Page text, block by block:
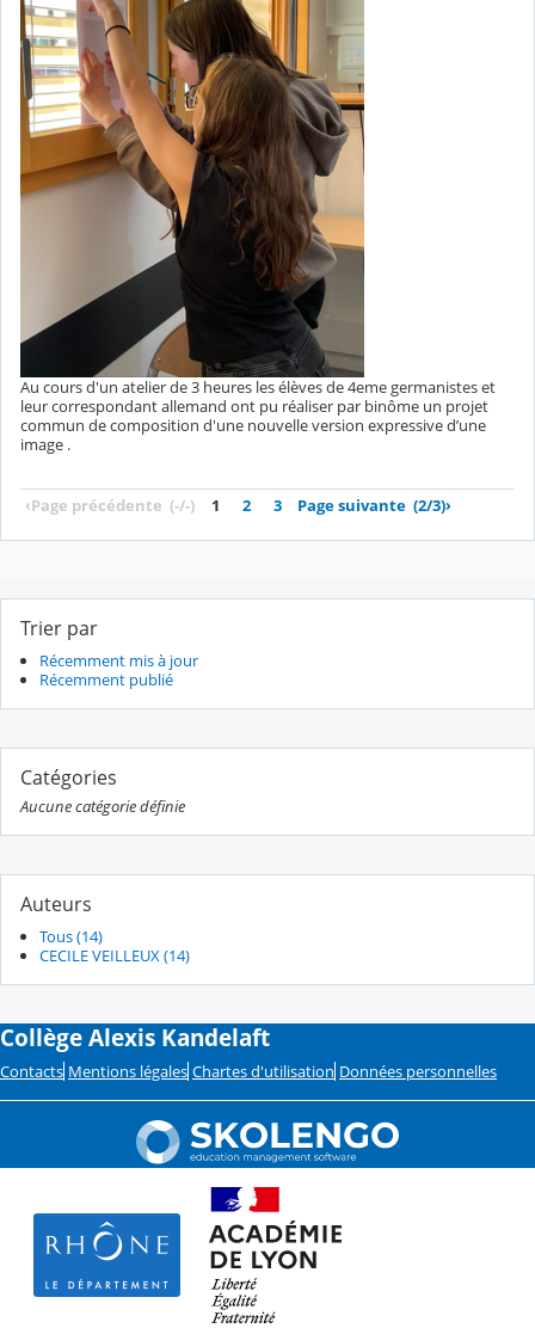
Au cours d'un atelier de 3 heures les élèves de 4eme germanistes et
leur correspondant allemand ont pu réaliser par binôme un projet
commun de composition d'une nouvelle version expressive d’une
image .
‹Page précédente (-/-) 1 2 3 Page suivante (2/3)›
Trier par
Récemment mis à jour
Récemment publié
Catégories
Aucune catégorie définie
Auteurs
Tous (14)
CECILE VEILLEUX (14)
Collège Alexis Kandelaft
Contacts Mentions légales Chartes d'utilisation Données personnelles